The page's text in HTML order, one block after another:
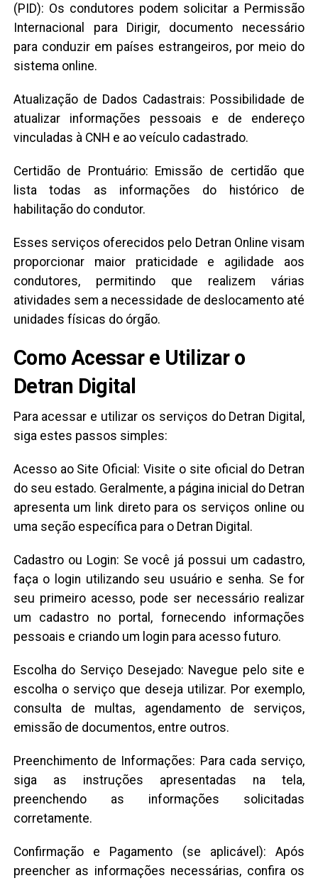
(PID): Os condutores podem solicitar a Permissão
Internacional para Dirigir, documento necessário
para conduzir em países estrangeiros, por meio do
sistema online.
Atualização de Dados Cadastrais: Possibilidade de
atualizar informações pessoais e de endereço
vinculadas à CNH e ao veículo cadastrado.
Certidão de Prontuário: Emissão de certidão que
lista todas as informações do histórico de
habilitação do condutor.
Esses serviços oferecidos pelo Detran Online visam
proporcionar maior praticidade e agilidade aos
condutores, permitindo que realizem várias
atividades sem a necessidade de deslocamento até
unidades físicas do órgão.
Como Acessar e Utilizar o
Detran Digital
Para acessar e utilizar os serviços do Detran Digital,
siga estes passos simples:
Acesso ao Site Oficial: Visite o site oficial do Detran
do seu estado. Geralmente, a página inicial do Detran
apresenta um link direto para os serviços online ou
uma seção específica para o Detran Digital.
Cadastro ou Login: Se você já possui um cadastro,
faça o login utilizando seu usuário e senha. Se for
seu primeiro acesso, pode ser necessário realizar
um cadastro no portal, fornecendo informações
pessoais e criando um login para acesso futuro.
Escolha do Serviço Desejado: Navegue pelo site e
escolha o serviço que deseja utilizar. Por exemplo,
consulta de multas, agendamento de serviços,
emissão de documentos, entre outros.
Preenchimento de Informações: Para cada serviço,
siga as instruções apresentadas na tela,
preenchendo as informações solicitadas
corretamente.
Confirmação e Pagamento (se aplicável): Após
preencher as informações necessárias, confira os